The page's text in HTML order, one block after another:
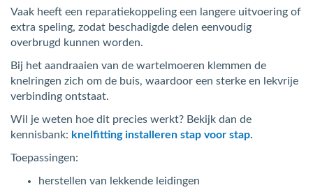
Vaak heeft een reparatiekoppeling een langere uitvoering of
extra speling, zodat beschadigde delen eenvoudig
overbrugd kunnen worden.
Bij het aandraaien van de wartelmoeren klemmen de
knelringen zich om de buis, waardoor een sterke en lekvrije
verbinding ontstaat.
Wil je weten hoe dit precies werkt? Bekijk dan de
kennisbank: knelfitting installeren stap voor stap.
Toepassingen:
herstellen van lekkende leidingen